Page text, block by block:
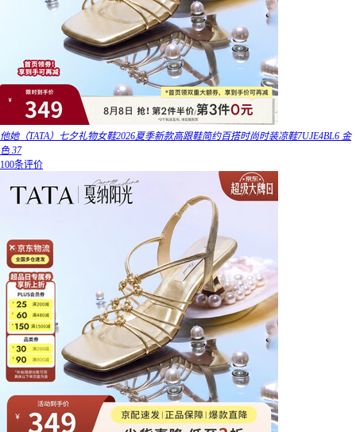
他她（TATA）七夕礼物女鞋2026夏季新款高跟鞋简约百搭时尚时装凉鞋7UJE4BL6 金
色 37
100条评价